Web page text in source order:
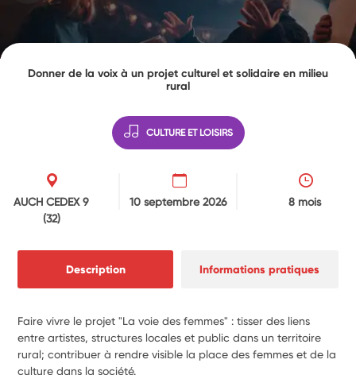
Donner de la voix à un projet culturel et solidaire en milieu
rural
CULTURE ET LOISIRS
AUCH CEDEX 9
(32)
10 septembre 2026 8 mois
Description Informations pratiques
Faire vivre le projet "La voie des femmes" : tisser des liens
entre artistes, structures locales et public dans un territoire
rural; contribuer à rendre visible la place des femmes et de la
culture dans la société.